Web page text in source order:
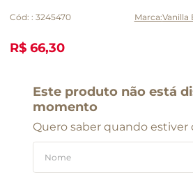
Cód: : 3245470 Vanilla
R$ 66,30
Este produto não está
momento
Quero saber quando estiver